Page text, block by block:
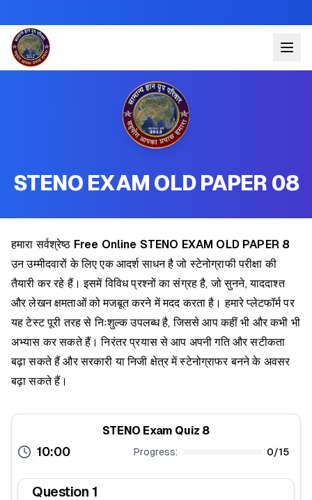
STENO EXAM OLD PAPER 08
हमारा सर्वश्रेष्ठ Free Online STENO EXAM OLD PAPER 8
उन उम्मीदवारों के लिए एक आदर्श साधन है जो स्टेनोग्राफी परीक्षा की
तैयारी कर रहे हैं। इसमें विविध प्रश्नों का संग्रह है, जो सुनने, याददाश्त
और लेखन क्षमताओं को मजबूत करने में मदद करता है। हमारे प्लेटफॉर्म पर
यह टेस्ट पूरी तरह से निःशुल्क उपलब्ध है, जिससे आप कहीं भी और कभी भी
अभ्यास कर सकते हैं। निरंतर प्रयास से आप अपनी गति और सटीकता
बढ़ा सकते हैं और सरकारी या निजी क्षेत्र में स्टेनोग्राफर बनने के अवसर
बढ़ा सकते हैं।
STENO Exam Quiz 8
10:00 Progress: 0/15
Question 1